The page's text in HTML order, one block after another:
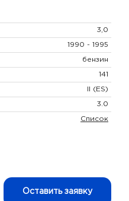
3,0
1990 - 1995
бензин
141
II (ES)
3.0
Список
Оставить заявку